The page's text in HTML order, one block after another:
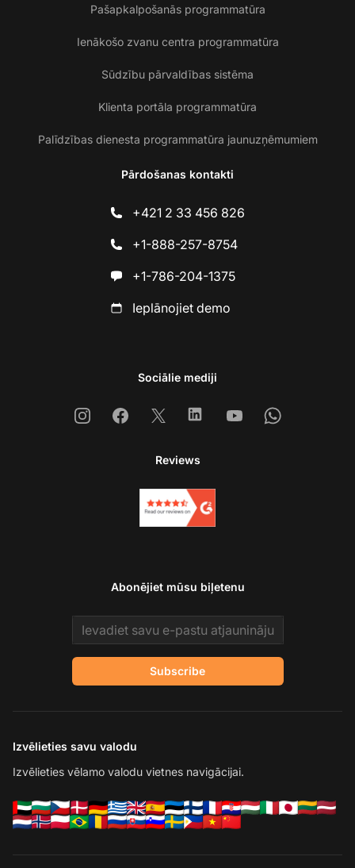
Pašapkalpošanās programmatūra
Ienākošo zvanu centra programmatūra
Sūdzību pārvaldības sistēma
Klienta portāla programmatūra
Palīdzības dienesta programmatūra jaunuzņēmumiem
Pārdošanas kontakti
+421 2 33 456 826
+1-888-257-8754
+1-786-204-1375
Ieplānojiet demo
Sociālie mediji
InstagramFacebook
X LinkedinYoutubeWhatsapp
Reviews
Abonējiet mūsu biļetenu
Email address
Subscribe
Izvēlieties savu valodu
Izvēlieties vēlamo valodu vietnes navigācijai.